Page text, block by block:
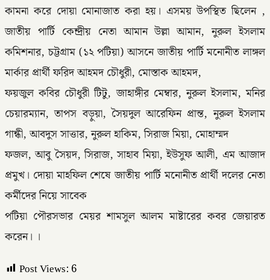
কামনা করে দোয়া মোনাজাত করা হয়। এসময় উপস্থিত ছিলেন ,
জাতীয় পার্টি কেন্দ্রীয় নেতা আমান উল্লা আমান, নুরুল ইসলাম
কমিশনার, চট্টগ্রাম (১২ পটিয়া) আসনে জাতীয় পার্টি মনোনীত লাঙ্গল
মার্কার প্রার্থী ফরিদ আহমদ চৌধুরী, মোস্তাক আহমদ,
ফয়জুল কবির চৌধুরী টিটু, জাহাঙ্গীর মেম্বার, নুরুল ইসলাম, মনির
চেয়ারম্যান, তাপস বড়ুয়া, সৈয়দুল আরেফিন প্রান্ত, নুরুল ইসলাম
গান্ধী, আবদুস সাত্তার, নুরুল হাকিম, সিরাজ মিয়া, মোহাম্মদ
ফজল, আবু সৈয়দ, সিরাজ, সাহাব মিয়া, ইউসুফ আলী, এম আজাদ
প্রমুখ। দোয়া মাহফিল শেষে জাতীয় পার্টি মনোনীত প্রার্থী দলের নেতা
কর্মীদের নিয়ে সাবেক
পটিয়া পৌরসভার মেয়র শামসুল আলম মাষ্টারের কবর জেয়ারত
করেন। ।
Post Views: 6